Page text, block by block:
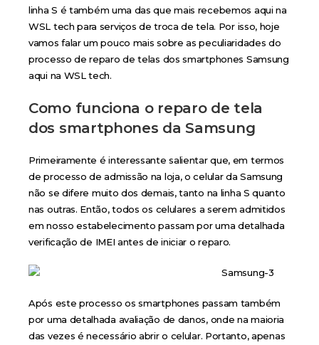
linha S é também uma das que mais recebemos aqui na
WSL tech para serviços de troca de tela. Por isso, hoje
vamos falar um pouco mais sobre as peculiaridades do
processo de reparo de telas dos smartphones Samsung
aqui na WSL tech.
Como funciona o reparo de tela
dos smartphones da Samsung
Primeiramente é interessante salientar que, em termos
de processo de admissão na loja, o celular da Samsung
não se difere muito dos demais, tanto na linha S quanto
nas outras. Então, todos os celulares a serem admitidos
em nosso estabelecimento passam por uma detalhada
verificação de IMEI antes de iniciar o reparo.
Após este processo os smartphones passam também
por uma detalhada avaliação de danos, onde na maioria
das vezes é necessário abrir o celular. Portanto, apenas